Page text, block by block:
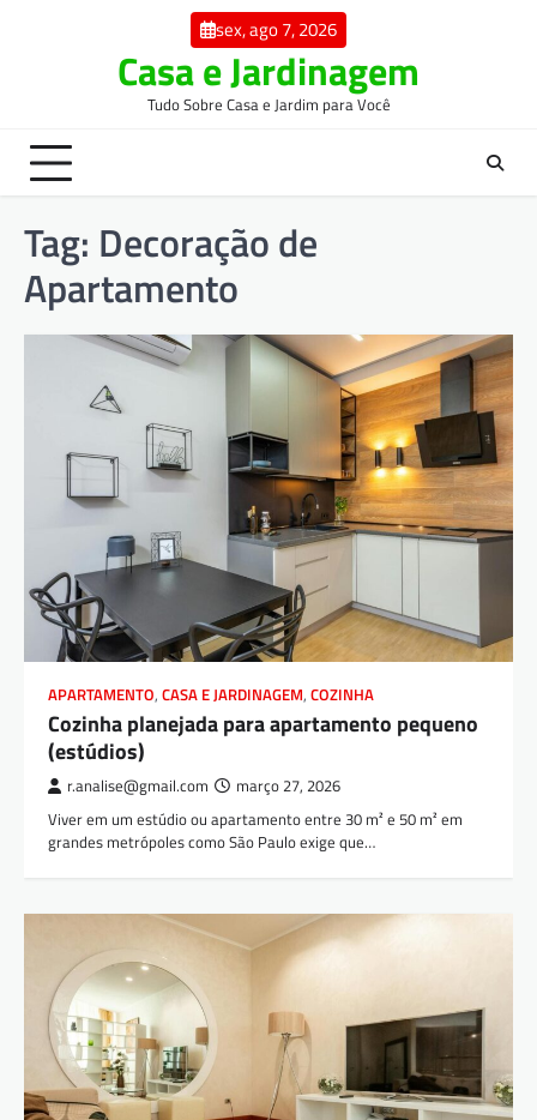
sex, ago 7, 2026
Casa e Jardinagem
Tudo Sobre Casa e Jardim para Você
Tag: Decoração de
Apartamento
APARTAMENTO, CASA E JARDINAGEM, COZINHA
Cozinha planejada para apartamento pequeno
(estúdios)
r.analise@gmail.com março 27, 2026
Viver em um estúdio ou apartamento entre 30 m² e 50 m² em
grandes metrópoles como São Paulo exige que…